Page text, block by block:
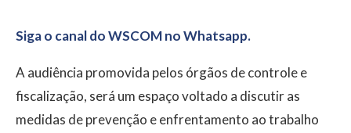
Siga o canal do WSCOM no Whatsapp.
A audiência promovida pelos órgãos de controle e
fiscalização, será um espaço voltado a discutir as
medidas de prevenção e enfrentamento ao trabalho